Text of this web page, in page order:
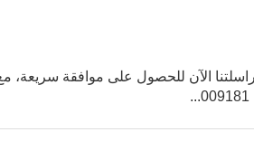
الآن للحصول على موافقة سريعة، مع